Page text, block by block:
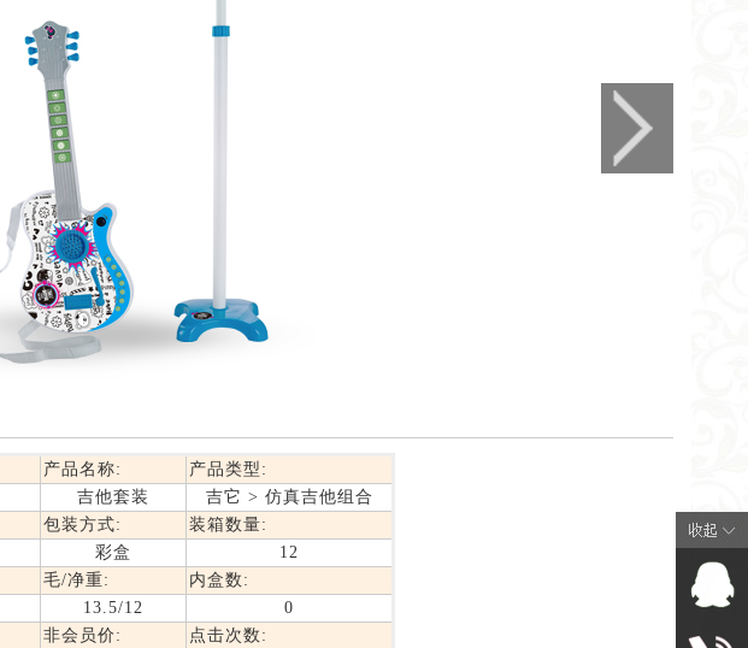
产品名称:
产品类型:
吉他套装
吉它 > 仿真吉他组合
包装方式:
装箱数量:
彩盒
12
毛/净重:
内盒数:
13.5/12
0
非会员价: 点击次数: